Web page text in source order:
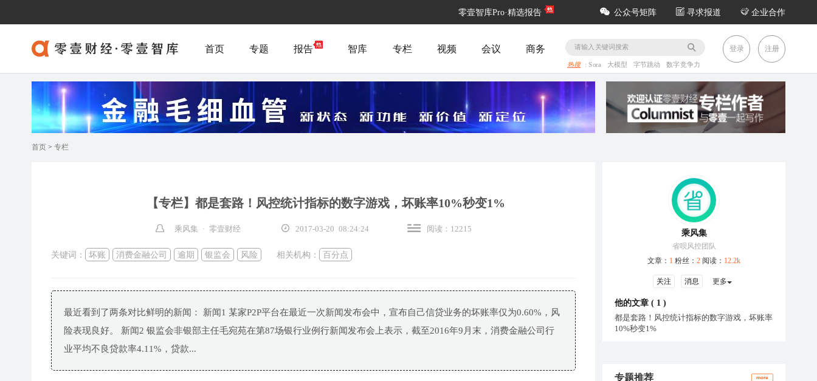
零壹智库Pro·精选报告 公众号矩阵 寻求报道 企业合作
首页 专题 报告 智库 专栏 视频 会议 商务
热搜 :Sora 大模型 字节跳动 数字竞争力
登录 注册
首页 > 专栏
【专栏】都是套路！风控统计指标的数字游戏，坏账率10%秒变1%
乘风集 · 零壹财经 2017-03-20 08:24:24 阅读：12215
关键词： 坏账 消费金融公司 逾期 银监会 风险 相关机构： 百分点
最近看到了两条对比鲜明的新闻： 新闻1 某家P2P平台在最近一次新闻发布会中，宣布自己信贷业务的坏账率仅为0.60%，风
险表现良好。 新闻2 银监会非银部主任毛宛苑在第87场银行业例行新闻发布会上表示，截至2016年9月末，消费金融公司行
业平均不良贷款率4.11%，贷款...
乘风集
省呗风控团队
文章： 1 粉丝： 2 阅读： 12.2k
关注 消息 更多
他的文章 ( 1 )
都是套路！风控统计指标的数字游戏，坏账率
10%秒变1%
专题推荐 more